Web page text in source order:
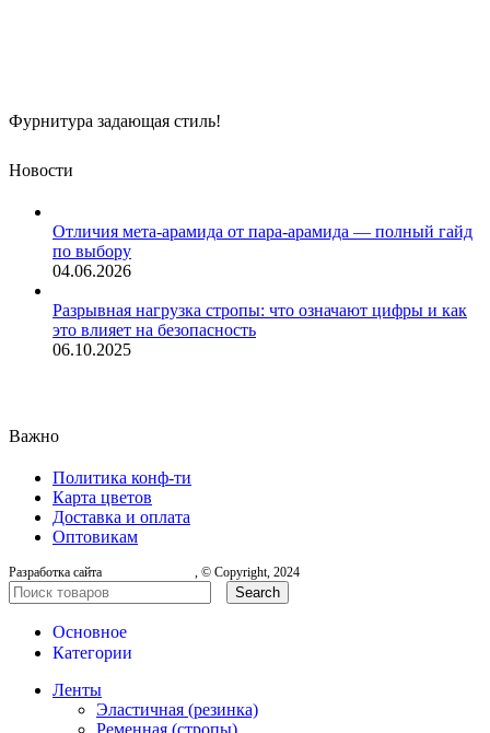
Фурнитура задающая стиль!
Новости
Отличия мета-арамида от пара-арамида — полный гайд
по выбору
04.06.2026
Разрывная нагрузка стропы: что означают цифры и как
это влияет на безопасность
06.10.2025
Важно
Политика конф-ти
Карта цветов
Доставка и оплата
Оптовикам
Разработка сайта , © Copyright, 2024
Search
Основное
Категории
Ленты
Эластичная (резинка)
Ременная (стропы)